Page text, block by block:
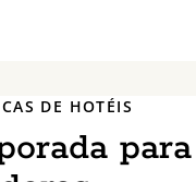
DE HOTÉIS